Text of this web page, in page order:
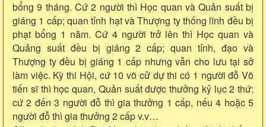
bổng 9 tháng. Cứ 2 người thì Học quan và Quản suất bị
giáng 1 cấp; quan tỉnh hạt và Thượng ty thống lĩnh đều bị
phạt bổng 1 năm. Cứ 4 người trở lên thì Học quan và
Quảng suất đều bị giáng 2 cấp; quan tỉnh, đạo và
Thượng ty đều bị giáng 1 cấp nhưng vẫn cho lưu tại sở
làm việc. Kỳ thi Hội, cứ 10 võ cử dự thi có 1 người đỗ Võ
tiến sĩ thì học quan, Quản suất được thưởng kỷ lục 2 thứ;
cứ 2 đến 3 người đỗ thì gia thưởng 1 cấp, nếu 4 hoặc 5
người đỗ thì gia thưởng 2 cấp v.v…